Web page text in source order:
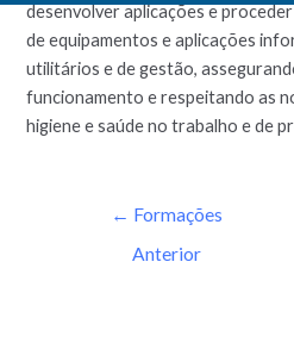
desenvolver aplicações e
de equipamentos e aplicações
utilitários e de gestão,
funcionamento e respeitando as
higiene e saúde no trabalho e de
← Formações
Anterior